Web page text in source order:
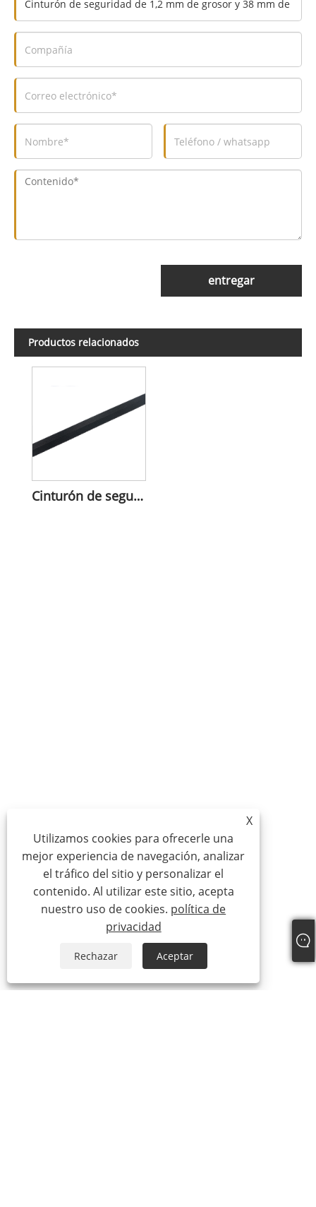
entregar
Productos relacionados
Cinturón de seguridad de seguridad de 1,5 mm de espesor y 25 mm de ancho
X
Utilizamos cookies para ofrecerle una
mejor experiencia de navegación, analizar
el tráfico del sitio y personalizar el
contenido. Al utilizar este sitio, acepta
nuestro uso de cookies. política de
privacidad
Rechazar Aceptar